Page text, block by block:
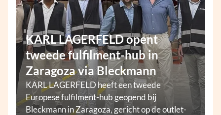
KARL LAGERFELD opent
tweede fulfilment-hub in
Zaragoza via Bleckmann
KARL LAGERFELD heeft een tweede
Europese fulfilment-hub geopend bij
Bleckmann in Zaragoza, gericht op de outlet-